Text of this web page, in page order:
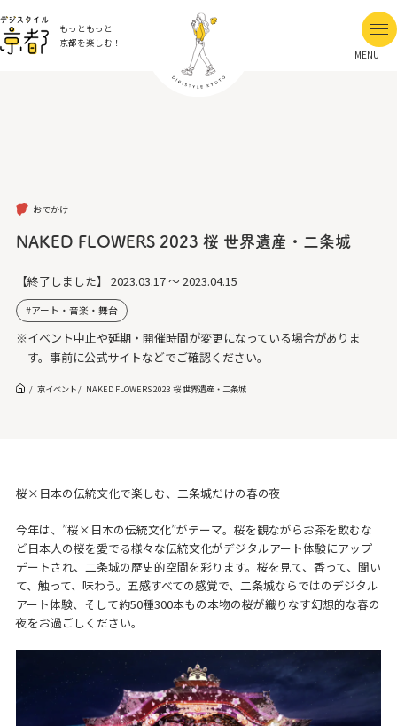
もっともっと
京都を楽しむ！
MENU
おでかけ
NAKED FLOWERS 2023 桜 世界遺産・二条城
【終了しました】 2023.03.17 ～ 2023.04.15
アート・音楽・舞台
※イベント中止や延期・開催時間が変更になっている場合がありま
す。事前に公式サイトなどでご確認ください。
京イベント NAKED FLOWERS 2023 桜 世界遺産・二条城
桜×日本の伝統文化で楽しむ、二条城だけの春の夜
今年は、”桜×日本の伝統文化”がテーマ。桜を観ながらお茶を飲むな
ど日本人の桜を愛でる様々な伝統文化がデジタルアート体験にアップ
デートされ、二条城の歴史的空間を彩ります。桜を見て、香って、聞い
て、触って、味わう。五感すべての感覚で、二条城ならではのデジタル
アート体験、そして約50種300本もの本物の桜が織りなす幻想的な春の
夜をお過ごしください。